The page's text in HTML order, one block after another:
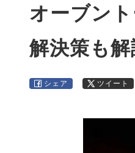
オーブン
解決策も解
シェア ツイート